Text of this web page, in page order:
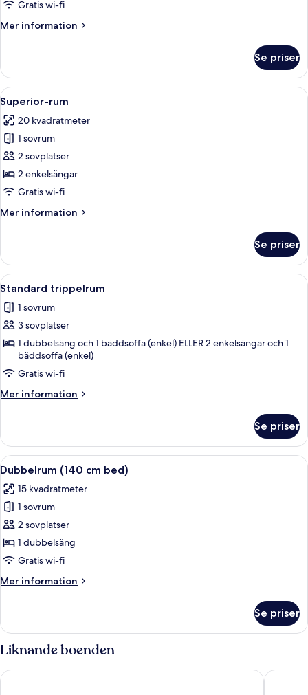
Gratis wi-fi
Mer information
Mer
dubbelrum
eller
tvåbäddsrum
Se priser
Öppna
alla
foton
för
Superior-
rum
Ett hotellrum med en säng, en stol,
6
Superior-rum
20 kvadratmeter
1 sovrum
2 sovplatser
2 enkelsängar
Gratis wi-fi
Mer information
Mer
rum
Se priser
Öppna
alla
foton
för
Standard
trippelrum
Ett hotellrum med två sängar, ett
4
Standard trippelrum
1 sovrum
3 sovplatser
1 dubbelsäng och 1 bäddsoffa (enkel) ELLER 2 enkelsängar och 1
bäddsoffa (enkel)
Gratis wi-fi
Mer information
Mer
trippelrum
Se priser
Öppna
alla
foton
för
Dubbelrum
(140
cm
Ett hotellrum med en säng, ett
3
Dubbelrum (140 cm bed)
15 kvadratmeter
1 sovrum
2 sovplatser
1 dubbelsäng
Gratis wi-fi
Mer information
Mer
(140
cm
bed)
Se priser
Liknande boenden
Haymarket by Scandic Hobo